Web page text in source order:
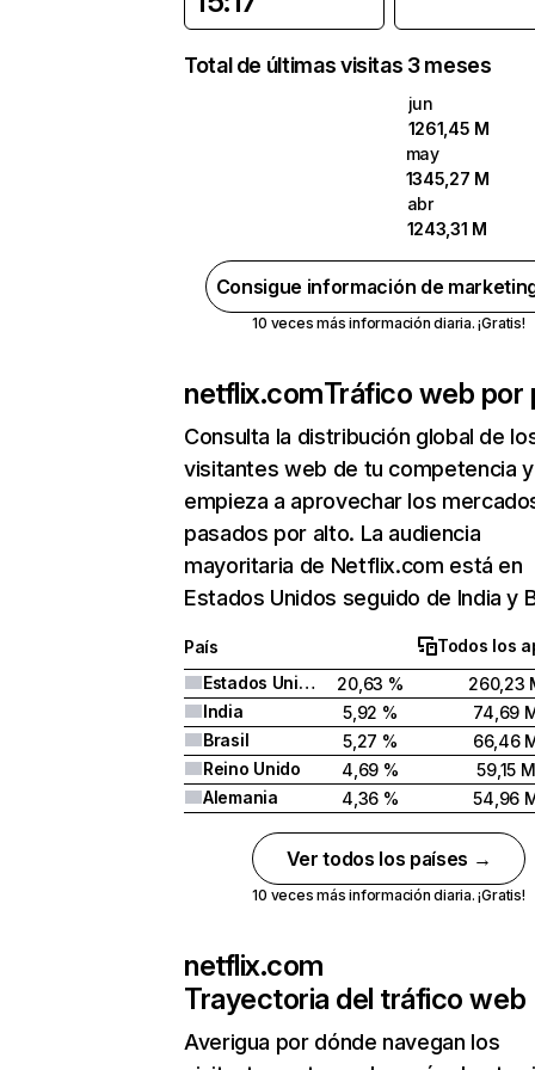
Total de últimas visitas 3 meses
jun
1261,45 M
may
1345,27 M
abr
1243,31 M
Consigue información de
10 veces más información diaria. ¡Gratis!
netflix.comTráfico web por
Consulta la distribución global de
visitantes web de tu competencia y
empieza a aprovechar los
pasados por alto. La audiencia
mayoritaria de Netflix.com está en
Estados Unidos seguido de India y
País
Todos los
Estados Unidos
20,63 %
260,23
India
5,92 %
74,69
Brasil
5,27 %
66,46
Reino Unido
4,69 %
59,15 M
Alemania
4,36 % 54,96
Ver todos los países →
10 veces más información diaria. ¡Gratis!
netflix.com
Trayectoria del tráfico web
Averigua por dónde navegan los